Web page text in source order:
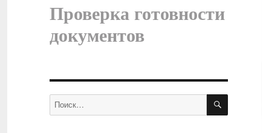
Проверка готовности
документов
Искать: ПОИСК